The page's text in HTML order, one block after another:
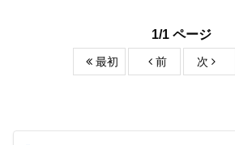
1/1 ページ
最初 前 次